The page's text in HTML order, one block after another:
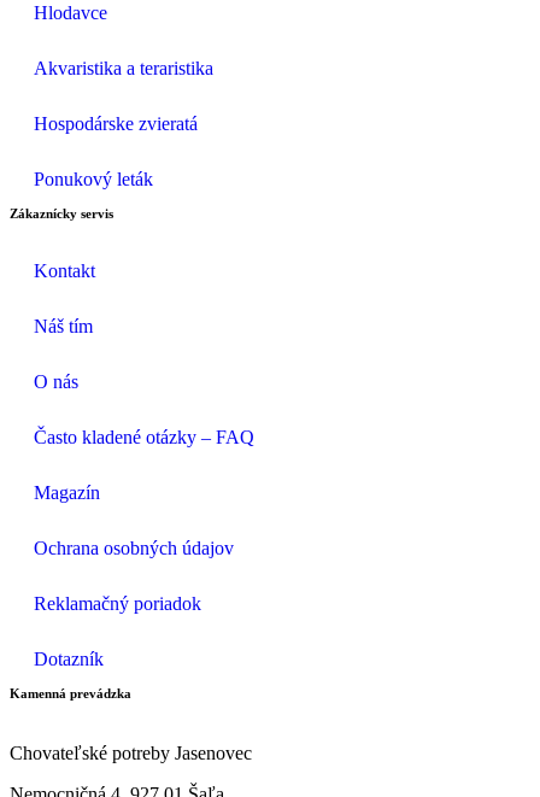
Hlodavce
Akvaristika a teraristika
Hospodárske zvieratá
Ponukový leták
Zákaznícky servis
Kontakt
Náš tím
O nás
Často kladené otázky – FAQ
Magazín
Ochrana osobných údajov
Reklamačný poriadok
Dotazník
Kamenná prevádzka
Chovateľské potreby Jasenovec